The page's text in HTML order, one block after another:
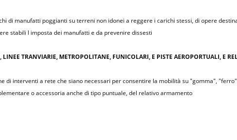
di manufatti poggianti su terreni non idonei a reggere i carichi stessi, di opere
stabili l imposta dei manufatti e da prevenire dissesti
TRANVIARIE, METROPOLITANE, FUNICOLARI, E PISTE AEROPORTUALI, E
di interventi a rete che siano necessari per consentire la mobilità su "gomma",
o accessoria anche di tipo puntuale, del relativo armamento